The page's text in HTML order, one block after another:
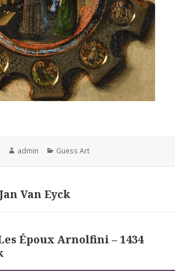
Author
admin Categories
Guess Art
Van Eyck
Époux Arnolfini – 1434